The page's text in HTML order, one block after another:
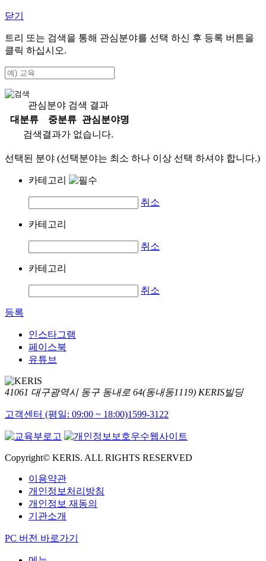
닫기
트리 또는 검색을 통해 관심분야를 선택 하신 후 등록 버튼을
클릭 하십시오.
관심분야 검색 결과
대분류
중분류
관심분야명
검색결과가 없습니다.
선택된 분야 (선택분야는 최소 하나 이상 선택 하셔야 합니다.)
카테고리
취소
카테고리
취소
카테고리
취소
등록
인스타그램
페이스북
유튜브
41061 대구광역시 동구 동내로 64(동내동1119) KERIS빌딩
고객센터 (평일: 09:00 ~ 18:00)1599-3122
Copyright© KERIS. ALL RIGHTS RESERVED
이용약관
개인정보처리방침
개인정보 재동의
기관소개
PC 버전 바로가기